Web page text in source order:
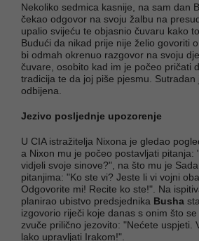
Nekoliko sedmica kasnije, na sam dan
čekao odgovor na svoju žalbu na
upalio svijeću te objasnio čuvaru kako
Budući da nikad prije nije želio govoriti
bi odmah okrenuo razgovor na svoju
čuvare, osobito kad im je počeo pričati
tradicija te da joj piše pjesmu. Sutradan
odbijena.
Jezivo posljednje upozorenje
U CIA istražitelja Nixona je gledao
a Nixon mu je počeo postavljati pitanja:
vidjeli svoje sinove?", na što mu je
pitanjima: "Ko ste vi? Jeste li vi vojni
Odgovorite mi! Recite ko ste!". Na
planirao ubistvo predsjednika Busha
izgovorio riječi koje danas s onim što
zvuče prilično jezovito: "Nećete uspjeti.
lako upravljati Irakom!".